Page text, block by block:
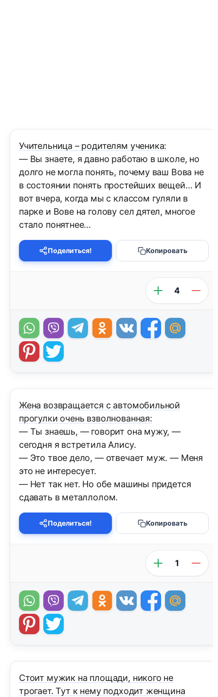
Учительница – родителям ученика:
— Вы знаете, я давно работаю в школе, но
долго не могла понять, почему ваш Вова не
в состоянии понять простейших вещей… И
вот вчера, когда мы с классом гуляли в
парке и Вове на голову сел дятел, многое
стало понятнее…
Поделиться! Копировать
4
Жена возвращается с автомобильной
прогулки очень взволнованная:
— Ты знаешь, — говорит она мужу, —
сегодня я встретила Алису.
— Это твое дело, — отвечает муж. — Меня
это не интересует.
— Нет так нет. Но обе машины придется
сдавать в металлолом.
Поделиться! Копировать
1
Стоит мужик на площади, никого не
трогает. Тут к нему подходит женщина